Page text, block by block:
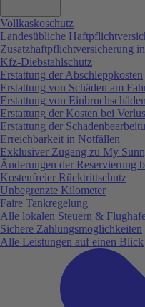
Vollkaskoschutz
Landesübliche
Zusatzhaftpflichtversicherung
Kfz-Diebstahlschutz
Erstattung der Abschleppkosten
Erstattung von Schäden am
Erstattung von
Erstattung der Kosten bei
Erstattung der
Erreichbarkeit in Notfällen
Exklusiver Zugang zu My
Änderungen der Reservierung
Kostenfreier Rücktrittschutz
Unbegrenzte Kilometer
Faire Tankregelung
Alle lokalen Steuern &
Sichere Zahlungsmöglichkeiten
Alle Leistungen auf einen Blick